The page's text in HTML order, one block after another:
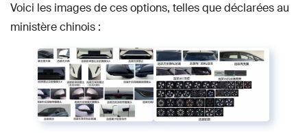
Voici les images de ces options, telles que déclarées au
ministère chinois :